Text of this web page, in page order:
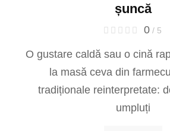
șuncă
0/ 5
O gustare caldă sau o cină
la masă ceva din
tradiționale reinterpretate:
umpluți